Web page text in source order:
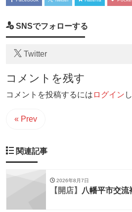
SNSでフォローする
Twitter
コメントを残す
コメントを投稿するには ログイン
« Prev
関連記事
2026年8月7日
【開店】 八幡平市交流